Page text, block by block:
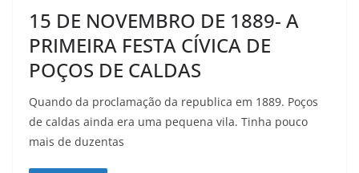
15 DE NOVEMBRO DE 1889- A
PRIMEIRA FESTA CÍVICA DE
POÇOS DE CALDAS
Quando da proclamação da republica em 1889. Poços
de caldas ainda era uma pequena vila. Tinha pouco
mais de duzentas